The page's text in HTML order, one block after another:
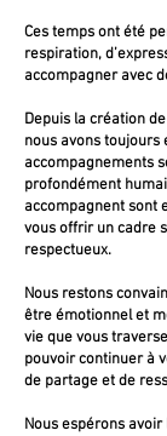
Ces temps ont été
respiration,
accompagner avec
Depuis la création
nous avons
accompagnements
profondément
accompagnent sont
vous offrir un cadre
respectueux.
Nous restons
être émotionnel et
vie que vous
pouvoir continuer à
de partage et de
Nous espérons